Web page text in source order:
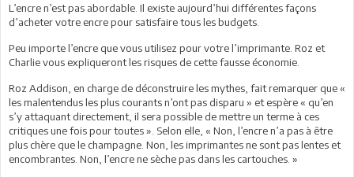
L’encre n’est pas abordable. Il existe aujourd’hui différentes façons
d’acheter votre encre pour satisfaire tous les budgets.
Peu importe l’encre que vous utilisez pour votre l’imprimante. Roz et
Charlie vous expliqueront les risques de cette fausse économie.
Roz Addison, en charge de déconstruire les mythes, fait remarquer que «
les malentendus les plus courants n’ont pas disparu » et espère « qu’en
s’y attaquant directement, il sera possible de mettre un terme à ces
critiques une fois pour toutes ». Selon elle, « Non, l’encre n’a pas à être
plus chère que le champagne. Non, les imprimantes ne sont pas lentes et
encombrantes. Non, l’encre ne sèche pas dans les cartouches. »